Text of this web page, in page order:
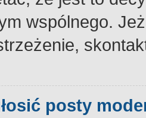
wspólnego.
posty